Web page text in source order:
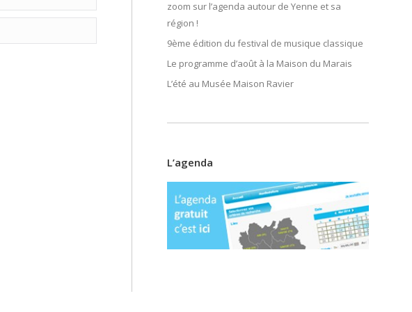
zoom sur l’agenda autour de Yenne et sa
région !
9ème édition du festival de musique classique
Le programme d’août à la Maison du Marais
L’été au Musée Maison Ravier
L’agenda